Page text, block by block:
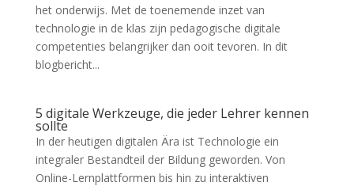
PEDAGOGICAL DIGITAL
STRATEGIES FOR SCHOOLS
DIGICOMP
LITERATURE REVIEW
het onderwijs. Met de toenemende inzet van
technologie in de klas zijn pedagogische digitale
competenties belangrijker dan ooit tevoren. In dit
blogbericht...
5 digitale Werkzeuge, die jeder Lehrer kennen
sollte
In der heutigen digitalen Ära ist Technologie ein
integraler Bestandteil der Bildung geworden. Von
Online-Lernplattformen bis hin zu interaktiven